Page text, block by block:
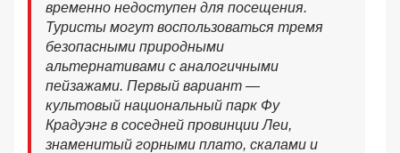
временно недоступен для посещения.
Туристы могут воспользоваться тремя
безопасными природными
альтернативами с аналогичными
пейзажами. Первый вариант —
культовый национальный парк Фу
Крадуэнг в соседней провинции Леи,
знаменитый горными плато, скалами и